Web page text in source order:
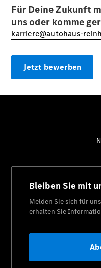
Brake
CLA
Modell
E-
Für Deine Zukunft
uns oder komme
karriere@autohaus-
Jetzt bewerben